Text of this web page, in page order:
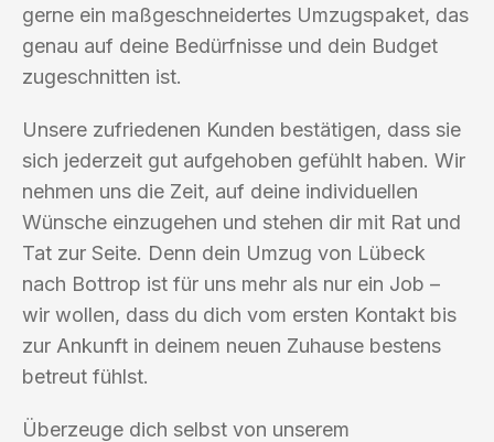
gerne ein maßgeschneidertes Umzugspaket, das
genau auf deine Bedürfnisse und dein Budget
zugeschnitten ist.
Unsere zufriedenen Kunden bestätigen, dass sie
sich jederzeit gut aufgehoben gefühlt haben. Wir
nehmen uns die Zeit, auf deine individuellen
Wünsche einzugehen und stehen dir mit Rat und
Tat zur Seite. Denn dein Umzug von Lübeck
nach Bottrop ist für uns mehr als nur ein Job –
wir wollen, dass du dich vom ersten Kontakt bis
zur Ankunft in deinem neuen Zuhause bestens
betreut fühlst.
Überzeuge dich selbst von unserem